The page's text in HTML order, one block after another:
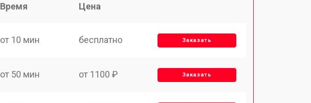
Время Цена
от 10 мин бесплатно Заказать
от 50 мин от 1100 ₽ Заказать